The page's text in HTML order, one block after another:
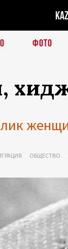
KAZ
ФОТО
ОБЩЕСТВО